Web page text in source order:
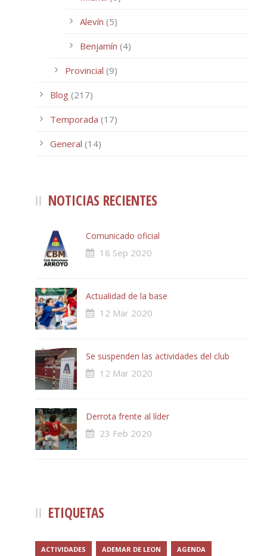
Alevín (5)
Benjamín (4)
Provincial (9)
Blog (217)
Temporada (17)
General (14)
NOTICIAS RECIENTES
Comunicado oficial
18 Sep 2020
Actualidad de la base
12 Mar 2020
Se suspenden las actividades del club
12 Mar 2020
Derrota frente al líder
23 Feb 2020
ETIQUETAS
ACTIVIDADES ADEMAR DE LEON AGENDA